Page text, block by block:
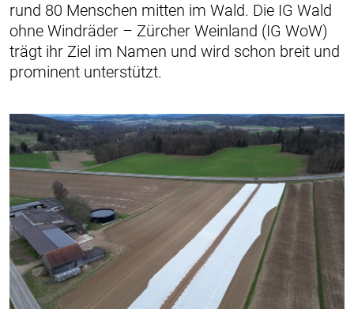
rund 80 Menschen mitten im Wald. Die IG Wald
ohne Windräder – Zürcher Weinland (IG WoW)
trägt ihr Ziel im Namen und wird schon breit und
prominent unterstützt.